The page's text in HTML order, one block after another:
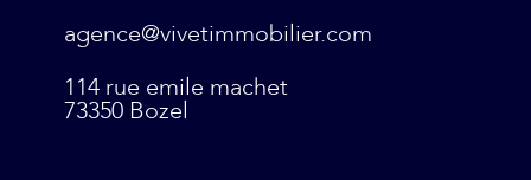
agence@vivetimmobilier.com
114 rue emile machet
73350 Bozel